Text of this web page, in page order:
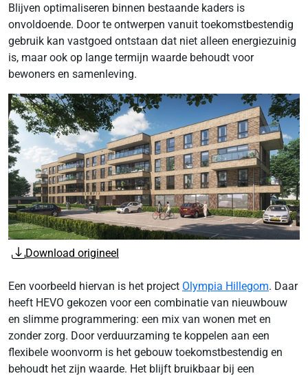
Blijven optimaliseren binnen bestaande kaders is
onvoldoende. Door te ontwerpen vanuit toekomstbestendig
gebruik kan vastgoed ontstaan dat niet alleen energiezuinig
is, maar ook op lange termijn waarde behoudt voor
bewoners en samenleving.
Download origineel
Een voorbeeld hiervan is het project Olympia Hillegom. Daar
heeft HEVO gekozen voor een combinatie van nieuwbouw
en slimme programmering: een mix van wonen met en
zonder zorg. Door verduurzaming te koppelen aan een
flexibele woonvorm is het gebouw toekomstbestendig en
behoudt het zijn waarde. Het blijft bruikbaar bij een